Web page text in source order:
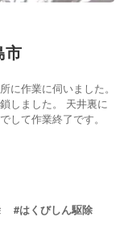
市
に作業に伺いました。
しました。 天井裏に
して作業終了です。
#はくびしん駆除